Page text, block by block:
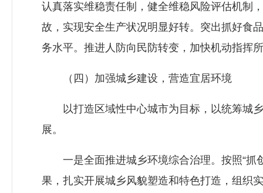
认真落实维稳责任制，健全维稳风险评估机制
故，实现安全生产状况明显好转。突出抓好食
务水平。推进人防向民防转变，加快机动指挥
（四）加强城乡建设，营造宜居环境
以打造区域性中心城市为目标，以统筹城乡
展。
一是全面推进城乡环境综合治理。按照“抓创
果，扎实开展城乡风貌塑造和特色打造，组织